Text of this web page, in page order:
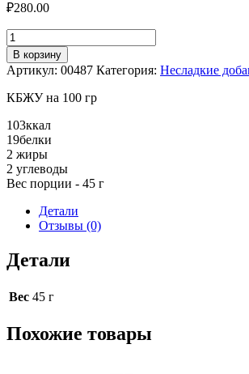
₽280.00
Количество
товара
Тигровые
креветки
3
В корзину
Артикул: 00487 Категория: Несладкие
КБЖУ на 100 гр
103ккал
19белки
2 жиры
2 углеводы
Вес порции - 45 г
Детали
Отзывы (0)
Детали
Вес 45 г
Похожие товары